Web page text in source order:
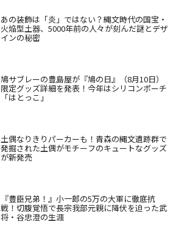
あの装飾は「炎」ではない？縄文時代の国宝・
火焔型土器、5000年前の人々が刻んだ謎とデザ
インの秘密
鳩サブレーの豊島屋が『鳩の日』（8月10日）
限定グッズ詳細を発表！今年はシリコンポーチ
「はとっこ」
土偶なりきりパーカーも！青森の縄文遺跡群で
発掘された土偶がモチーフのキュートなグッズ
が新発売
『豊臣兄弟！』小一郎の5万の大軍に徹底抗
戦！切腹覚悟で長宗我部元親に降伏を迫った武
将・谷忠澄の生涯